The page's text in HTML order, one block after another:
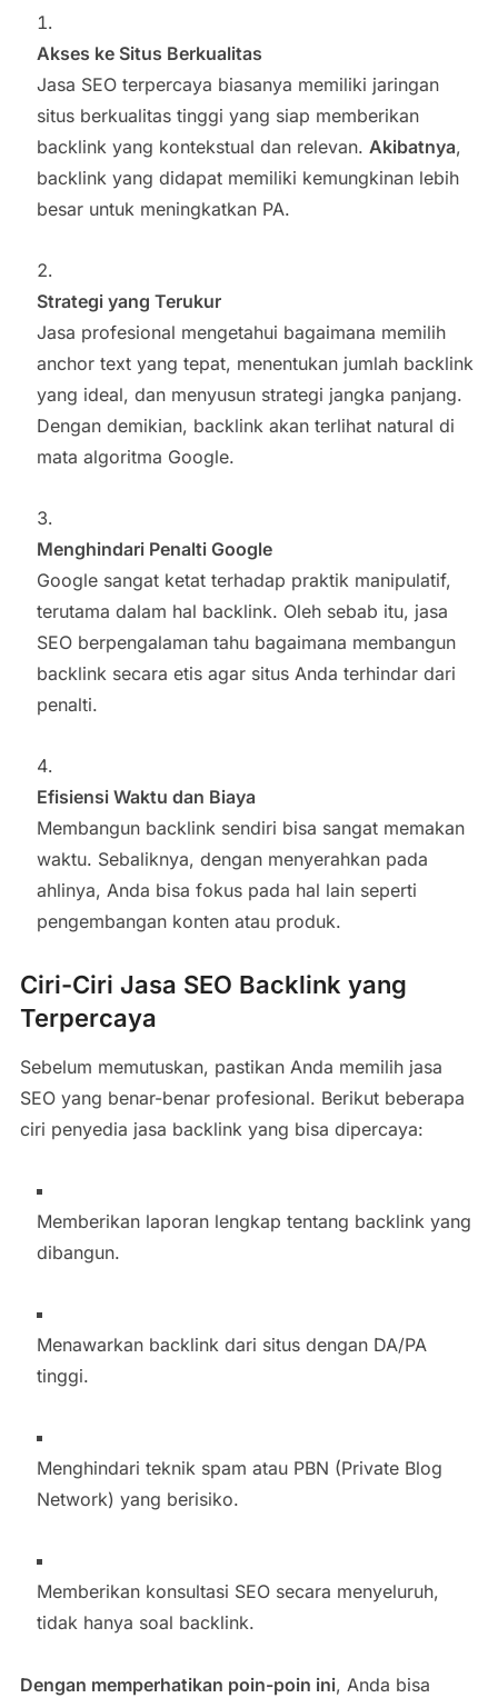
Akses ke Situs Berkualitas
Jasa SEO terpercaya biasanya memiliki jaringan
situs berkualitas tinggi yang siap memberikan
backlink yang kontekstual dan relevan. Akibatnya,
backlink yang didapat memiliki kemungkinan lebih
besar untuk meningkatkan PA.
Strategi yang Terukur
Jasa profesional mengetahui bagaimana memilih
anchor text yang tepat, menentukan jumlah backlink
yang ideal, dan menyusun strategi jangka panjang.
Dengan demikian, backlink akan terlihat natural di
mata algoritma Google.
Menghindari Penalti Google
Google sangat ketat terhadap praktik manipulatif,
terutama dalam hal backlink. Oleh sebab itu, jasa
SEO berpengalaman tahu bagaimana membangun
backlink secara etis agar situs Anda terhindar dari
penalti.
Efisiensi Waktu dan Biaya
Membangun backlink sendiri bisa sangat memakan
waktu. Sebaliknya, dengan menyerahkan pada
ahlinya, Anda bisa fokus pada hal lain seperti
pengembangan konten atau produk.
Ciri-Ciri Jasa SEO Backlink yang
Terpercaya
Sebelum memutuskan, pastikan Anda memilih jasa
SEO yang benar-benar profesional. Berikut beberapa
ciri penyedia jasa backlink yang bisa dipercaya:
Memberikan laporan lengkap tentang backlink yang
dibangun.
Menawarkan backlink dari situs dengan DA/PA
tinggi.
Menghindari teknik spam atau PBN (Private Blog
Network) yang berisiko.
Memberikan konsultasi SEO secara menyeluruh,
tidak hanya soal backlink.
Dengan memperhatikan poin-poin ini, Anda bisa